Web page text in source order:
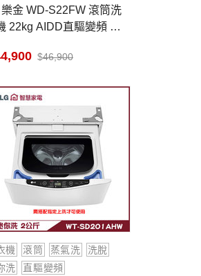
樂金 WD-S22FW 滾筒洗
22kg AIDD直驅變頻 蒸
46,900
機 滾筒 蒸氣洗
洗脫
洗
直驅變頻